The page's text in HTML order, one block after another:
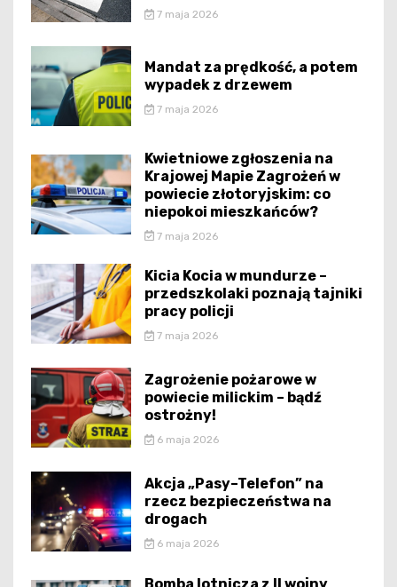
7 maja 2026
Mandat za prędkość, a potem
wypadek z drzewem
7 maja 2026
Kwietniowe zgłoszenia na
Krajowej Mapie Zagrożeń w
powiecie złotoryjskim: co
niepokoi mieszkańców?
7 maja 2026
Kicia Kocia w mundurze –
przedszkolaki poznają tajniki
pracy policji
7 maja 2026
Zagrożenie pożarowe w
powiecie milickim – bądź
ostrożny!
6 maja 2026
Akcja „Pasy–Telefon” na
rzecz bezpieczeństwa na
drogach
6 maja 2026